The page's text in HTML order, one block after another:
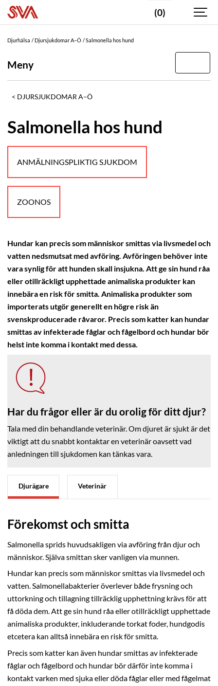
(0)
Djurhälsa Djursjukdomar A–Ö Salmonella hos hund
Meny
DJURSJUKDOMAR A–Ö
Salmonella hos hund
ANMÄLNINGSPLIKTIG SJUKDOM
ZOONOS
Hundar kan precis som människor smittas via livsmedel och
vatten nedsmutsat med avföring. Avföringen behöver inte
vara synlig för att hunden skall insjukna. Att ge sin hund råa
eller otillräckligt upphettade animaliska produkter kan
innebära en risk för smitta. Animaliska produkter som
importerats utgör generellt en högre risk än
svenskproducerade råvaror. Precis som katter kan hundar
smittas av infekterade fåglar och fågelbord och hundar bör
helst inte komma i kontakt med dessa.
Har du frågor eller är du orolig för ditt djur?
Tala med din behandlande veterinär. Om djuret är sjukt är det
viktigt att du snabbt kontaktar en veterinär oavsett vad
anledningen till sjukdomen kan tänkas vara.
Djurägare Veterinär
Förekomst och smitta
Salmonella sprids huvudsakligen via avföring från djur och
människor. Själva smittan sker vanligen via munnen.
Hundar kan precis som människor smittas via livsmedel och
vatten. Salmonellabakterier överlever både frysning och
uttorkning och tillagning tillräcklig upphettning krävs för att
få döda dem. Att ge sin hund råa eller otillräckligt upphettade
animaliska produkter, inkluderande torkat foder, hundgodis
etcetera kan alltså innebära en risk för smitta.
Precis som katter kan även hundar smittas av infekterade
fåglar och fågelbord och hundar bör därför inte komma i
kontakt varken med sjuka eller döda fåglar eller med fågelmat